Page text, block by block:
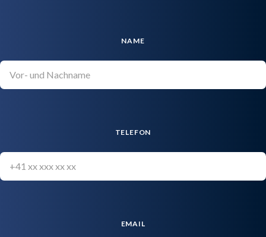
NAME
TELEFON
EMAIL